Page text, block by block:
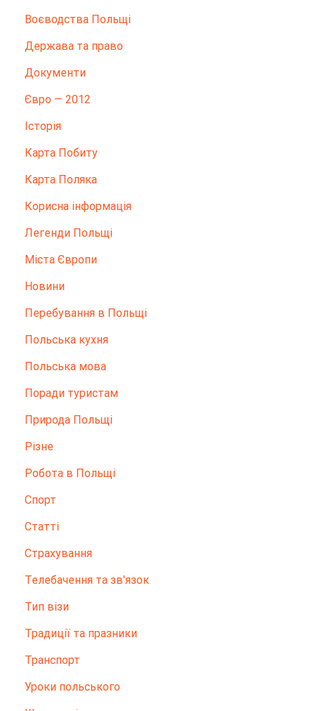
Воєводства Польщі
Держава та право
Документи
Євро — 2012
Історія
Карта Побиту
Карта Поляка
Корисна інформація
Легенди Польщі
Міста Європи
Новини
Перебування в Польщі
Польська кухня
Польська мова
Поради туристам
Природа Польщі
Різне
Робота в Польщі
Спорт
Статті
Страхування
Телебачення та зв'язок
Тип візи
Традиції та празники
Транспорт
Уроки польського